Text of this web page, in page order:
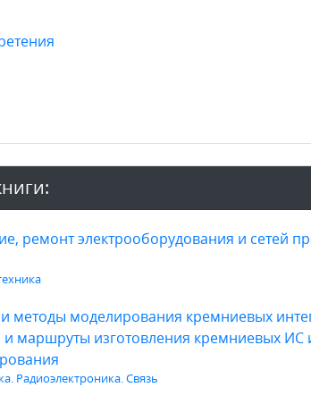
ремонт электрооборудования и сетей
и методы моделирования кремниевых
и маршруты изготовления кремниевых ИС
Радиоэлектроника. Связь